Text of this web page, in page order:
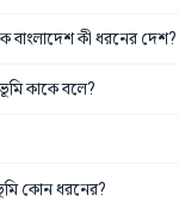
বাংলাদেশ কী ধরনের দেশ?
কাকে বলে?
কোন ধরনের?